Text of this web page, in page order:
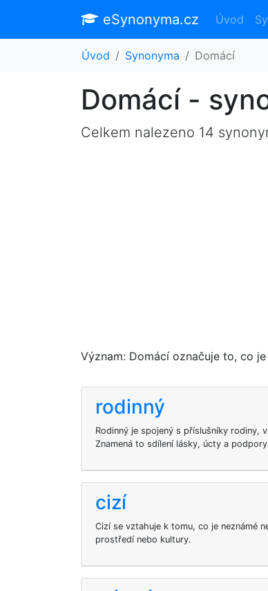
eSynonyma.cz Úvod
Úvod Synonyma Domácí
Domácí -
Celkem nalezeno 14
Význam: Domácí označuje to, co
rodinný
Rodinný je spojený s příslušníky rodiny,
Znamená to sdílení lásky, úcty a
cizí
Cizí se vztahuje k tomu, co je neznámé
prostředí nebo kultury.